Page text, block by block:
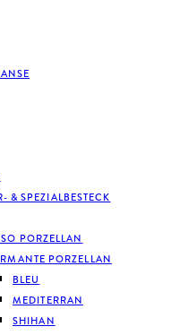
& SPEZIALBESTECK
PORZELLAN
PORZELLAN
BLEU
MEDITERRAN
SHIHAN